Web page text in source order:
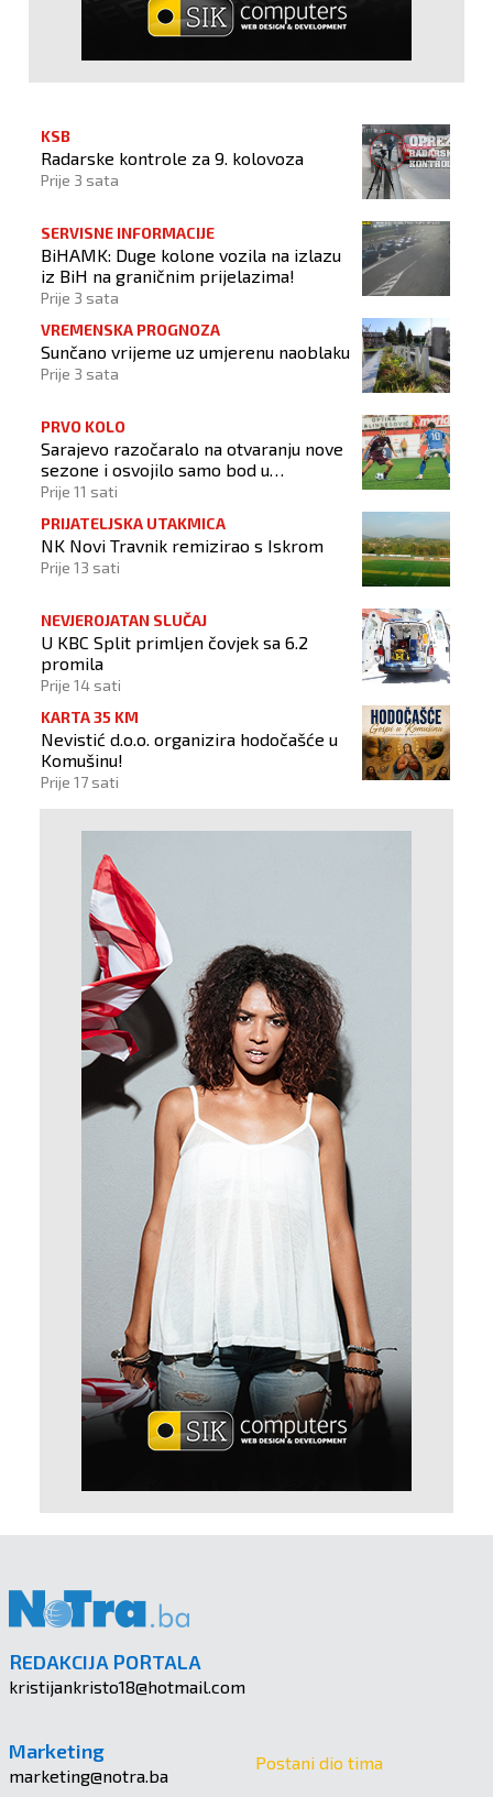
KSB
Radarske kontrole za 9. kolovoza
Prije 3 sata
SERVISNE INFORMACIJE
BiHAMK: Duge kolone vozila na izlazu
iz BiH na graničnim prijelazima!
Prije 3 sata
VREMENSKA PROGNOZA
Sunčano vrijeme uz umjerenu naoblaku
Prije 3 sata
PRVO KOLO
Sarajevo razočaralo na otvaranju nove
sezone i osvojilo samo bod u
Vrapčićima
Prije 11 sati
PRIJATELJSKA UTAKMICA
NK Novi Travnik remizirao s Iskrom
Prije 13 sati
NEVJEROJATAN SLUČAJ
U KBC Split primljen čovjek sa 6.2
promila
Prije 14 sati
KARTA 35 KM
Nevistić d.o.o. organizira hodočašće u
Komušinu!
Prije 17 sati
REDAKCIJA PORTALA
kristijankristo18@hotmail.com
Marketing
marketing@notra.ba
Postani dio tima